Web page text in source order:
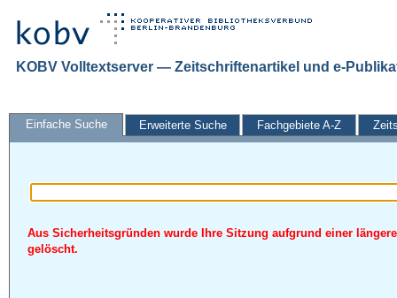
KOBV Volltextserver — Zeitschriftenartikel und e-
Einfache Suche Erweiterte Suche Fachgebiete A-Z
Aus Sicherheitsgründen wurde Ihre Sitzung aufgrund einer
gelöscht.